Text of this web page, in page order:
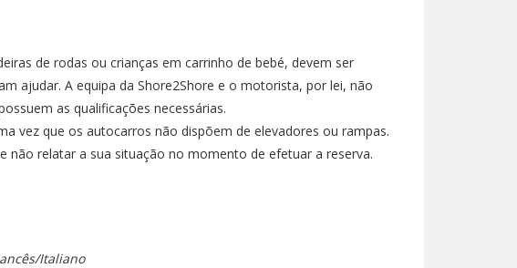
de rodas ou crianças em carrinho de bebé, devem ser
ajudar. A equipa da Shore2Shore e o motorista, por lei, não
as qualificações necessárias.
vez que os autocarros não dispõem de elevadores ou rampas.
não relatar a sua situação no momento de efetuar a reserva.
Italiano